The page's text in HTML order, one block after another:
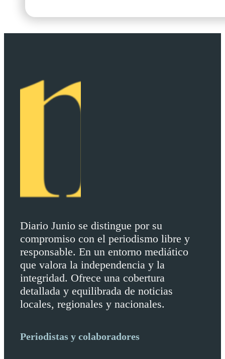
Diario Junio se distingue por su
compromiso con el periodismo libre y
responsable. En un entorno mediático
que valora la independencia y la
integridad. Ofrece una cobertura
detallada y equilibrada de noticias
locales, regionales y nacionales.
Periodistas y colaboradores